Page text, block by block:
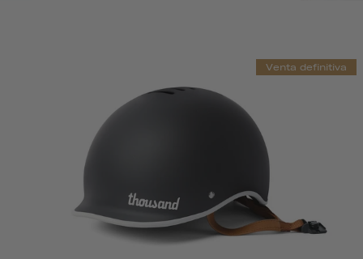
Venta definitiva